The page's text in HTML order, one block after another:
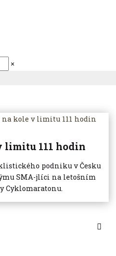
×
limitu 111 hodin
podniku v Česku
SMA-jlíci na letošním
Cyklomaratonu.